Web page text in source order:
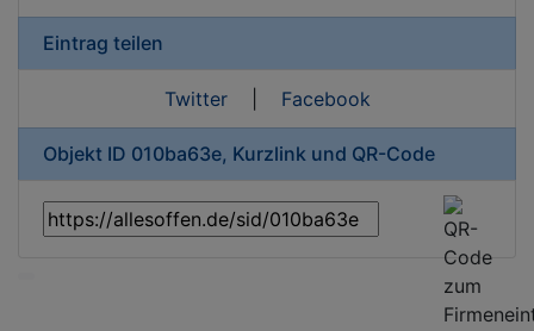
Eintrag teilen
Twitter| Facebook
Objekt ID 010ba63e, Kurzlink und QR-Code